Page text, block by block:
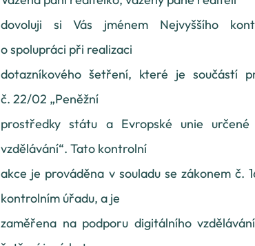
dovoluji si Vás jménem Nejvyššího
o spolupráci při realizaci
dotazníkového šetření, které je součástí
č. 22/02 „Peněžní
prostředky státu a Evropské unie
vzdělávání“. Tato kontrolní
akce je prováděna v souladu se zákonem č.
kontrolním úřadu, a je
zaměřena na podporu digitálního